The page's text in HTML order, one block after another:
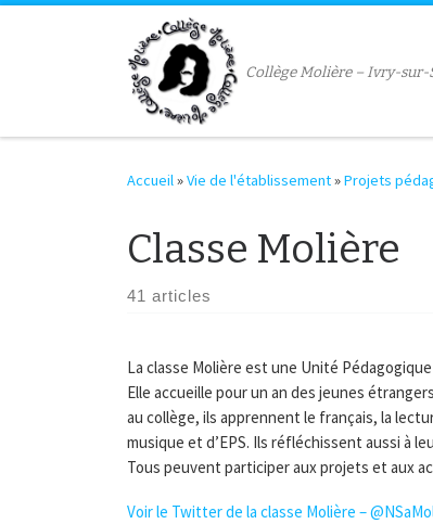
Passer au contenu
Collège Molière – Ivry-sur-
Accueil»Vie de l'établissement»Projets
Classe Molière
41 articles
La classe Molière est une Unité
Elle accueille pour un an des jeunes
au collège, ils apprennent le français, la
musique et d’EPS. Ils réfléchissent aussi à
Tous peuvent participer aux projets et aux
Voir le Twitter de la classe Molière –